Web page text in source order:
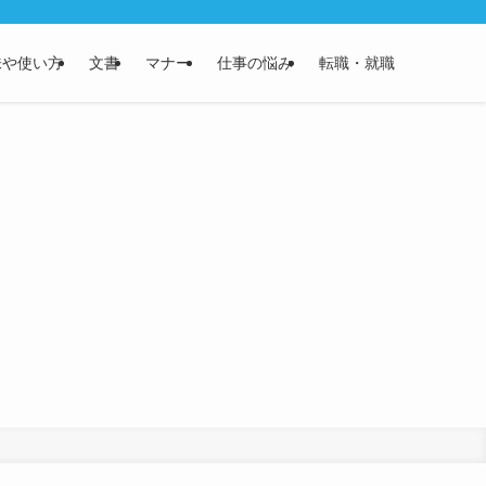
使い方 文書 マナー 仕事の悩み 転職・就職